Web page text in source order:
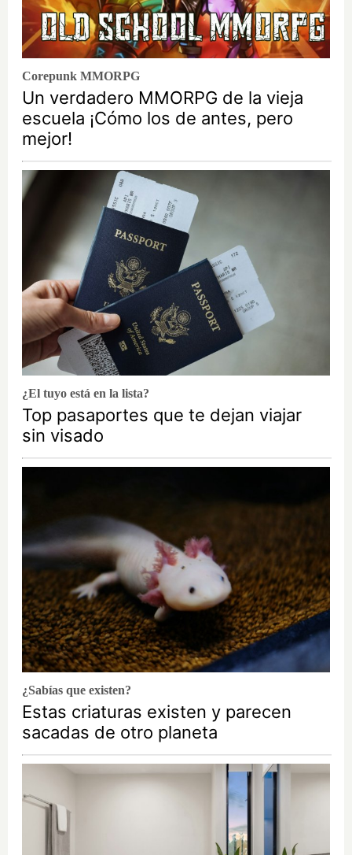
Corepunk MMORPG
Un verdadero MMORPG de la vieja
escuela ¡Cómo los de antes, pero
mejor!
¿El tuyo está en la lista?
Top pasaportes que te dejan viajar
sin visado
¿Sabías que existen?
Estas criaturas existen y parecen
sacadas de otro planeta